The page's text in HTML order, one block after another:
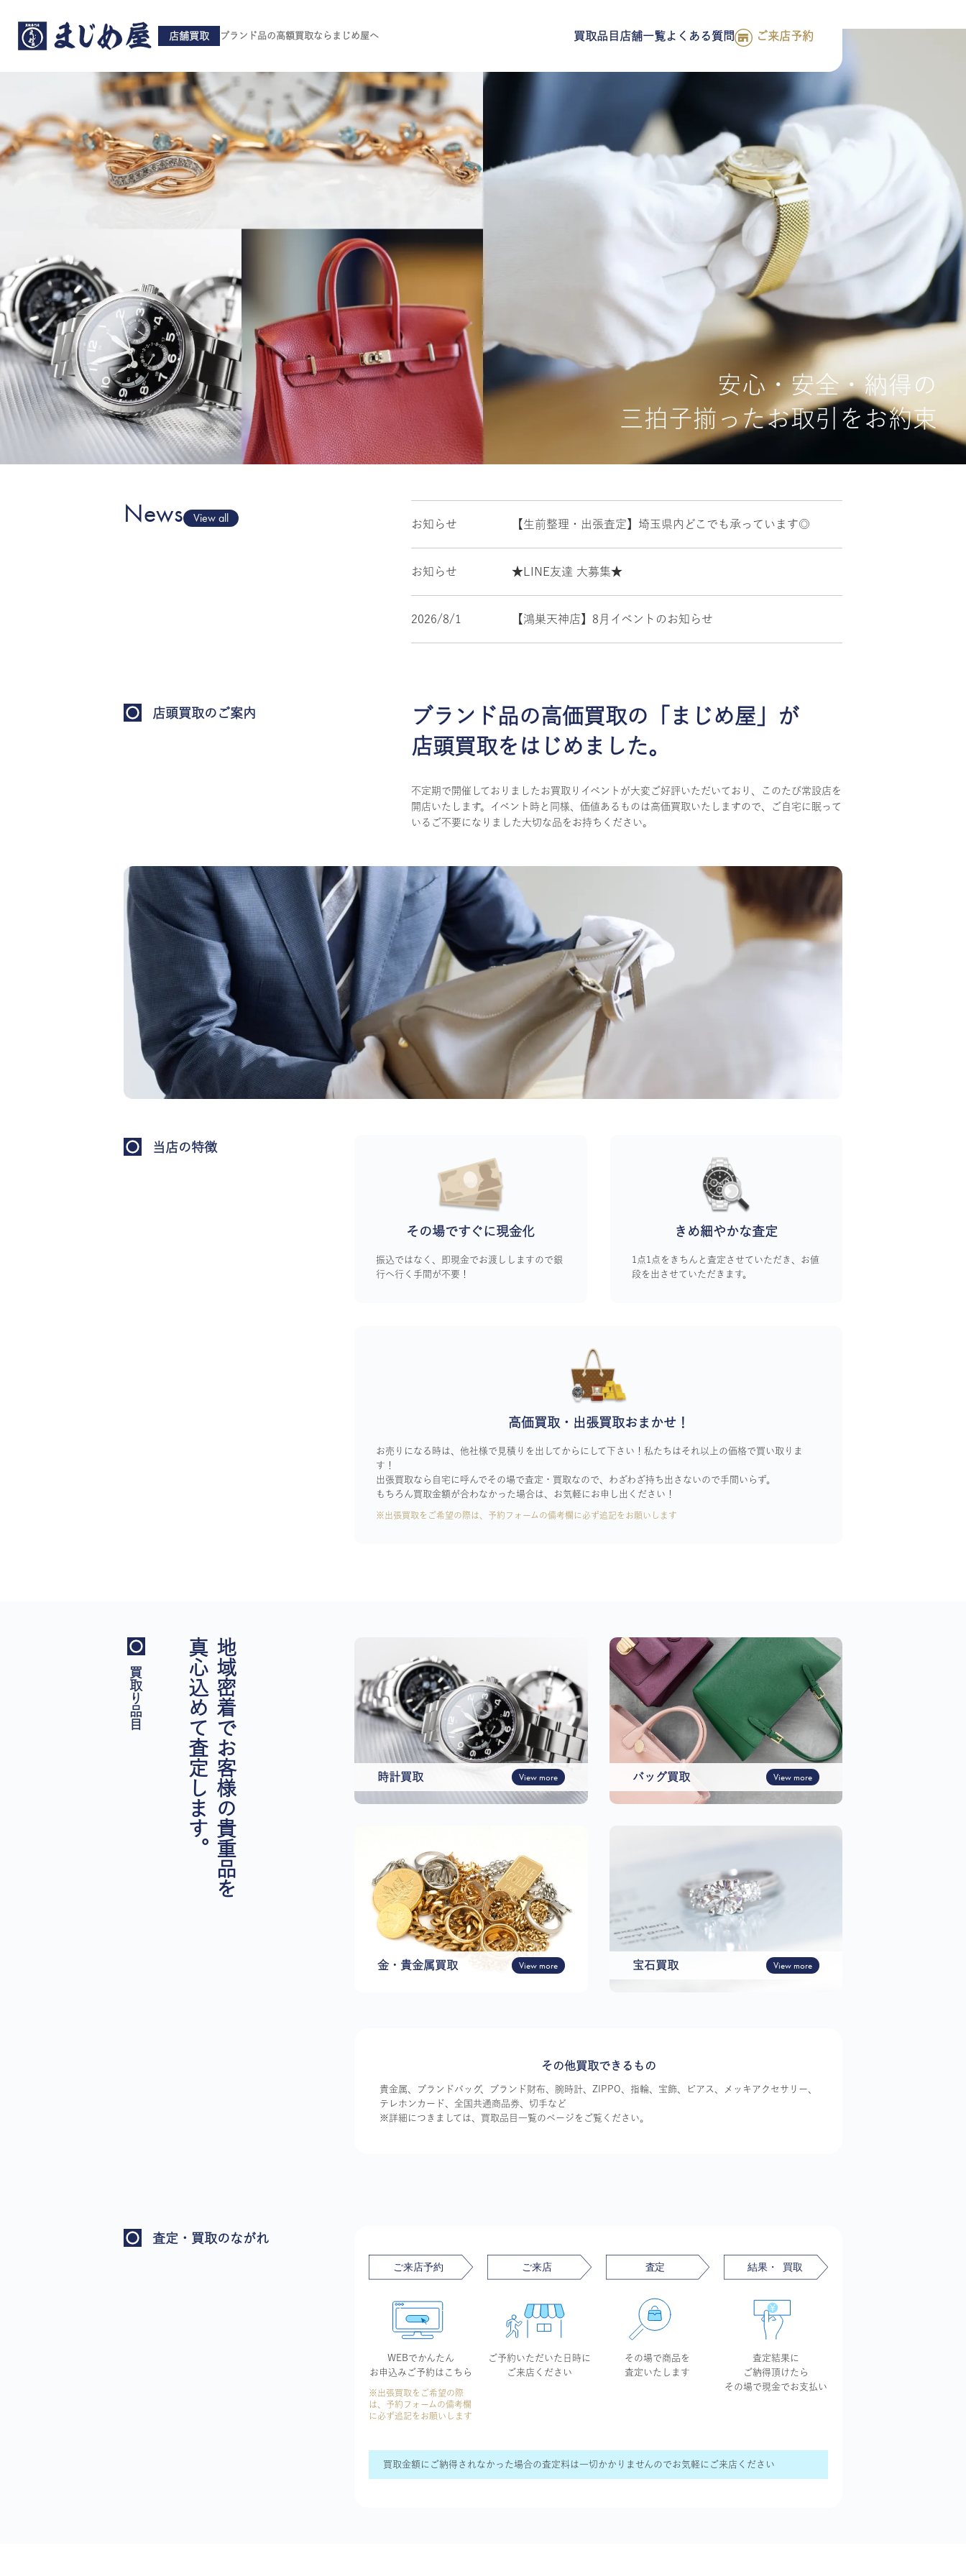
店舗買取 ブランド品の高額買取ならまじめ屋へ 買取品目 店舗一覧よくある質問 ご来店予約
買取品目
店舗一覧
安心・安全・納得の
三拍子揃ったお取引をお約束
News View all お知らせ 【生前整理・出張査定】埼玉県内どこでも承っています◎
お知らせ ★LINE友達 大募集★
2026/8/1 【鴻巣天神店】8月イベントのお知らせ
店頭買取のご案内 ブランド品の高価買取の 「まじめ屋」が
店頭買取をはじめました。
不定期で開催しておりましたお買取りイベントが大変ご好評いただいており、このたび常設店を
開店いたします。イベント時と同様、価値あるものは高価買取いたしますので、ご自宅に眠って
いるご不要になりました大切な品をお持ちください。
当店の特徴
その場ですぐに現金化
振込ではなく、即現金でお渡ししますので銀
行へ行く手間が不要！
きめ細やかな査定
1点1点をきちんと査定させていただき、お値
段を出させていただきます。
高価買取・出張買取おまかせ！
お売りになる時は、他社様で見積りを出してからにして下さい！私たちはそれ以上の価格で買い取りま
す！
出張買取なら自宅に呼んでその場で査定・買取なので、わざわざ持ち出さないので手間いらず。
もちろん買取金額が合わなかった場合は、お気軽にお申し出ください！
※出張買取をご希望の際は、予約フォームの備考欄に必ず追記をお願いします
買取り品目 地域密着でお客様の貴重品を
真心込めて査定します。 時計買取 View more バッグ買取 View more
金・貴金属買取 View more 宝石買取 View more
その他買取できるもの
貴金属、ブランドバッグ、ブランド財布、腕時計、ZIPPO、指輪、宝飾、ピアス、メッキアクセサリー、
テレホンカード、全国共通商品券、切手など
※詳細につきましては、買取品目一覧のページをご覧ください。
査定・買取のながれ
WEBでかんたん
お申込み ご予約はこちら
※出張買取をご希望の際
は、予約フォームの備考欄
に必ず追記をお願いします
ご予約いただいた 日時に
ご来店ください
その場で商品を
査定いたします
査定結果に
ご納得頂けたら
その場で現金でお支払い
買取金額にご納得されなかった場合の査定料は一切かかりませんのでお気軽にご来店ください